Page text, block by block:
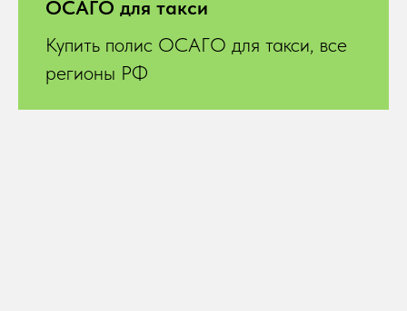
ОСАГО для такси
Купить полис ОСАГО для такси, все
регионы РФ